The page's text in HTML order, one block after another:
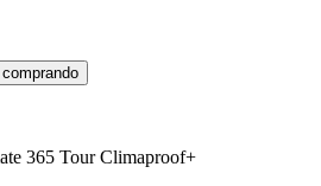
365 Tour Climaproof+